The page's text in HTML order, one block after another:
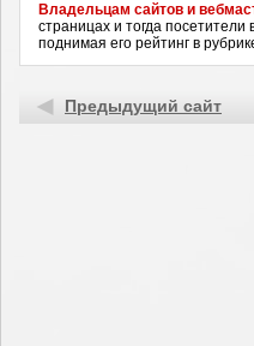
Владельцам сайтов и
страницах и тогда посетители
поднимая его рейтинг в
Предыдущий сайт